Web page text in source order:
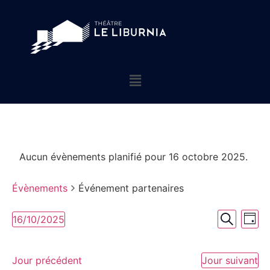
Aucun évènements planifié pour 16 octobre 2025.
Évènements Événement partenaires
Jour
16/10/2025
Sélectionnez
Jour précédent
Jour suivant